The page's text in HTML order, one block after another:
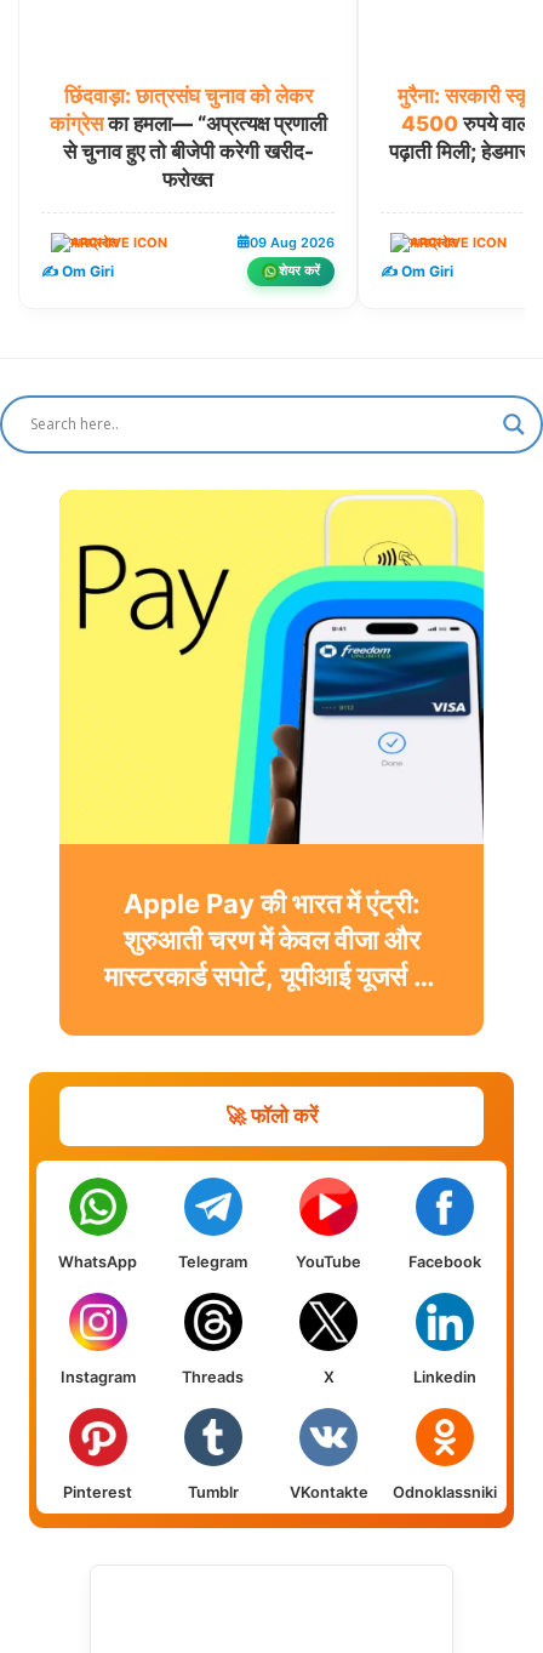
छिंदवाड़ा: छात्रसंघ चुनाव को लेकर
कांग्रेसका हमला— “अप्रत्यक्ष प्रणाली
से चुनाव हुए तो बीजेपी करेगी खरीद-
फरोख्त
मध्यप्रदेश 09 Aug 2026
✍️ Om Giri शेयर करें
मुरैना: सरकारी स्कूल
4500रुपये वाली
पढ़ाती मिली;
मध्यप्रदेश
✍️ Om Giri
Apple Pay की भारत में एंट्री:
शुरुआती चरण में केवल वीजा और
मास्टरकार्ड सपोर्ट, यूपीआई यूजर्स को
🚀 फॉलो करें
WhatsApp Telegram YouTube Facebook
Instagram Threads X Linkedin
Pinterest Tumblr VKontakte Odnoklassniki